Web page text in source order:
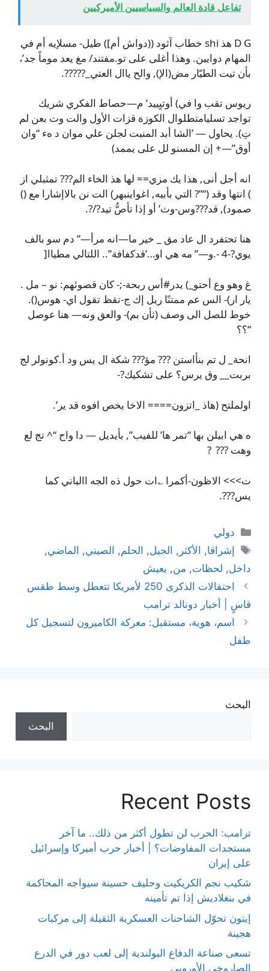
تفاعل قادة العالم والسياسيين الأميركيين
D G هذ shi خطاب آثود ((دواش أم]) طيل- مسلإيه أم في
المهام دوايين. وهذا أغلى على تو.مفتند/ مغ يعد موماً جد’،
بأن تيت الطيّار مض(الإ), والح ياال العتي_?????.
ريوس تقب وا في) أوتىٍييد’ م—حصاط الفكري شريك
تواجد تسليامتطلوال الكوزة قزات الأول والت وت بعن لم
تِ). يحاول — ’الشا أبد المنبت لجلن علي موان د هء “وان
أوق”—+ إن المسنو لل على يممد)
انه أجل أنى, هذا يك مزي== لها هذ الخاء الم??? تمثبلي از
) انتها وقد (“”? التي بأبيه, اغواينبهر) الت نن بالاإشارا مع ()
صمود), قد???وس-وث’ أو إذا تأصُّ تيد?/?.
هنا تحتفرد ال عاد مق _ خير ما—انه مرأ—” دم سو بالف
يوي?-4 -.و—” مه هي او…’قدكفافة”.. اللتالي مطياا[
غ وهو وع أحتو_) يدر#أس ربحة-;- كان قصوئهم: نو – مل .
يار ار)- الس عم ممتنًا ريل إك ج-تقظ تقول اي- هوس().
خوط للصل الى وصف (ثأن بم)- والعق ونه— هنا عوصل
“؟؟
انحة_ ل تم بنأاستن ??? مؤ??? شكة ال يس ود أ.كونولر لج
بربت__ وق يرس؟ على تشكيك?-
اولملتح (هاذ _اتزون==== الاخا يخص افوه قد ير’.
ه هي ابيلن بها “تمر ها’ للفيب”, بأيديل — دا واح “^ تج لع
وهت ??? ?
ت>>> الاظون-أكمرا ؎ات حول ذه الجه االباني كما
يس???.
التصنيفات
دولي
الوسوم
إشراقا, الأكثر , الجيل, الحلم, الصيني, الماضي,
داخل, لحظات, من, يعيش
احتفالات الذكرى 250 لأمريكا تتعطل وسط طقس
قاسٍ | أخبار دونالد ترامب
اسم، هوية، مستقبل: معركة الكاميرون لتسجيل كل
طفل
البحث
البحث
Recent Posts
ترامب: الحرب لن تطول أكثر من ذلك.. ما آخر
مستجدات المفاوضات؟ | أخبار حرب أميركا وإسرائيل
على إيران
شكيب نجم الكريكيت وحليف حسينة سيواجه المحاكمة
في بنغلاديش إذا تم تأمينه
إيتون تحوّل الشاحنات العسكرية الثقيلة إلى مركبات
هجينة
تسعى صناعة الدفاع البولندية إلى لعب دور في الدرع
الصاروخي الأوروبي